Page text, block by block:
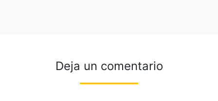
Deja un comentario